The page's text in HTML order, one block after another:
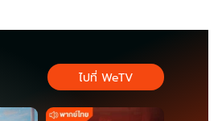
ไปที่ WeTV